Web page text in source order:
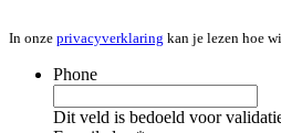
In onze privacyverklaring kan je lezen hoe
Phone
Dit veld is bedoeld voor